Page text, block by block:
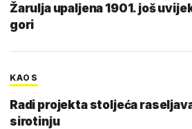
Žarulja upaljena 1901. još
gori
KAOS
Radi projekta stoljeća
sirotinju